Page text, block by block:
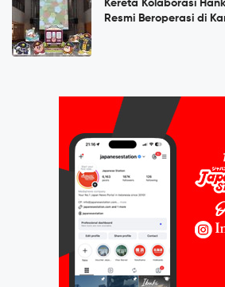
Kereta Kolaborasi
Resmi Beroperasi di